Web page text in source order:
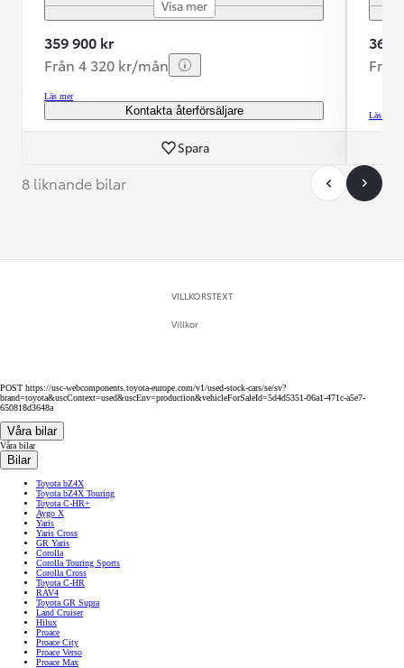
Visa mer
359 900 kr
Från 4 320 kr/mån
Läs mer
Kontakta återförsäljare
Spara
369
Läs mer
8 liknande bilar
VILLKORSTEXT
Villkor
POST https://usc-webcomponents.toyota-europe.com/v1/used-stock-cars/se/sv?
brand=toyota&uscContext=used&uscEnv=production&vehicleForSaleId=5d4d5351-06a1-471c-a5e7-
650818d3648a
Våra bilar
Våra bilar
Bilar
Toyota bZ4X
Toyota bZ4X Touring
Toyota C-HR+
Aygo X
Yaris
Yaris Cross
GR Yaris
Corolla
Corolla Touring Sports
Corolla Cross
Toyota C-HR
RAV4
Toyota GR Supra
Land Cruiser
Hilux
Proace
Proace City
Proace Verso
Proace Max